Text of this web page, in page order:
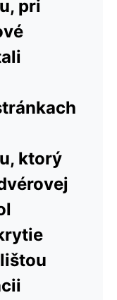
pri
ktorý